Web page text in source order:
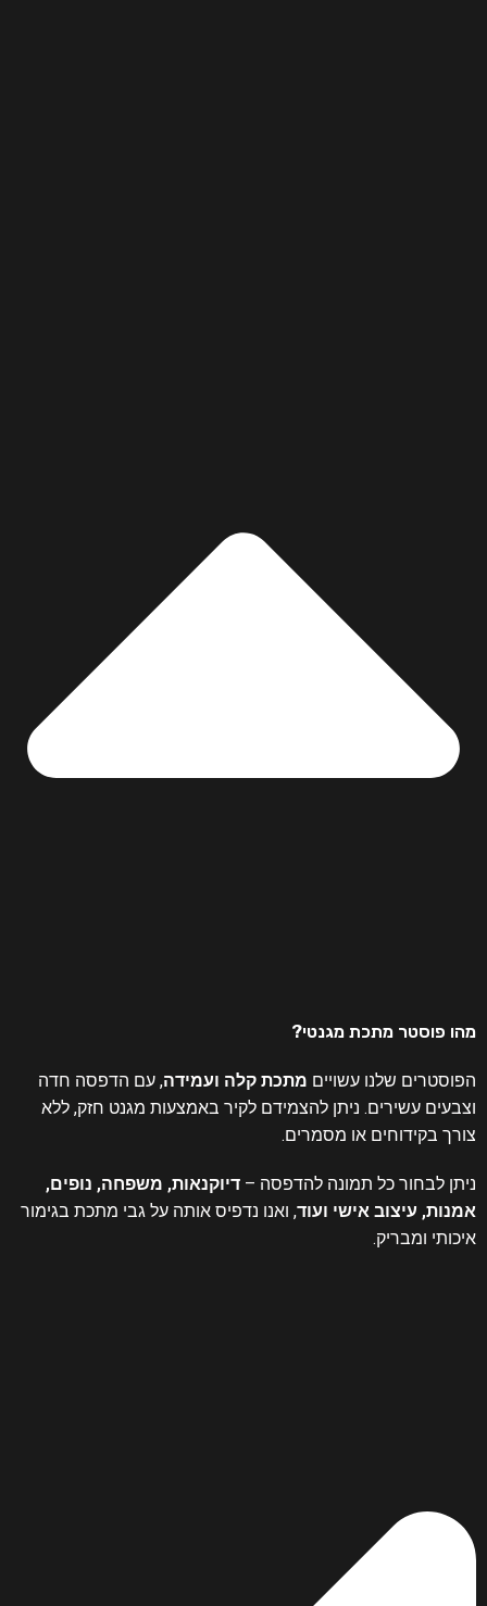
מהו פוסטר מתכת מגנטי?
הפוסטרים שלנו עשויים מתכת קלה ועמידה, עם הדפסה חדה
וצבעים עשירים. ניתן להצמידם לקיר באמצעות מגנט חזק, ללא
צורך בקידוחים או מסמרים.
ניתן לבחור כל תמונה להדפסה – דיוקנאות, משפחה, נופים,
אמנות, עיצוב אישי ועוד, ואנו נדפיס אותה על גבי מתכת בגימור
איכותי ומבריק.